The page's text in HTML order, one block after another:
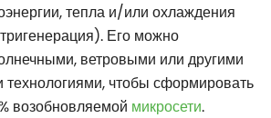
тепла и/или охлаждения
Его можно
ветровыми или другими
чтобы сформировать
возобновляемой микросети.